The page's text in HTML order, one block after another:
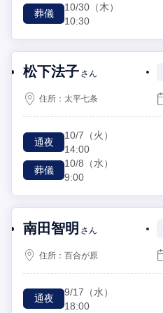
葬儀
10/30 （木）
10:30
松下法子 さん
住所：太平七条
通夜
10/7 （火）
14:00
葬儀
10/8 （水）
9:00
南田智明 さん
住所：百合が原
通夜
9/17 （水）
18:00